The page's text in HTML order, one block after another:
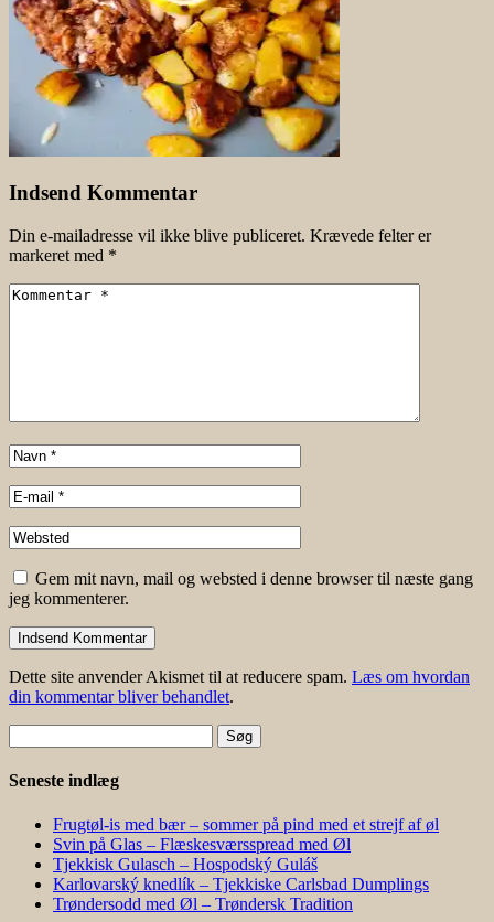
Indsend Kommentar
Din e-mailadresse vil ikke blive publiceret. Krævede felter er
markeret med *
Gem mit navn, mail og websted i denne browser til næste gang
jeg kommenterer.
Dette site anvender Akismet til at reducere spam. Læs om hvordan
din kommentar bliver behandlet.
efter:
Seneste indlæg
Frugtøl-is med bær – sommer på pind med et strejf af øl
Svin på Glas – Flæskesværsspread med Øl
Tjekkisk Gulasch – Hospodský Guláš
Karlovarský knedlík – Tjekkiske Carlsbad Dumplings
Trøndersodd med Øl – Trøndersk Tradition